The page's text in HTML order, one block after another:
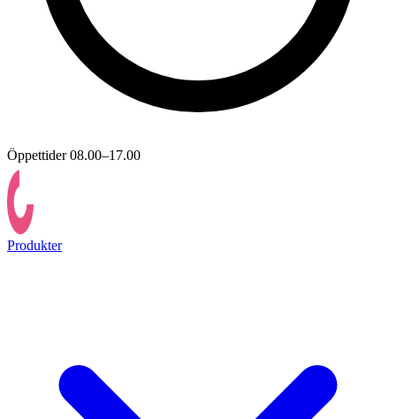
Öppettider 08.00–17.00
Produkter